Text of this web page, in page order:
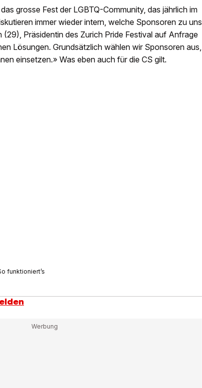
grosse Fest der LGBTQ-Community, das jährlich im
immer wieder intern, welche Sponsoren zu uns
(29), Präsidentin des Zurich Pride Festival auf Anfrage
Lösungen. Grundsätzlich wählen wir Sponsoren aus,
einsetzen.» Was eben auch für die CS gilt.
funktioniert’s